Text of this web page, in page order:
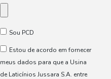
Sou PCD
Estou de acordo em fornecer
meus dados para que a Usina
de Laticínios Jussara S.A. entre